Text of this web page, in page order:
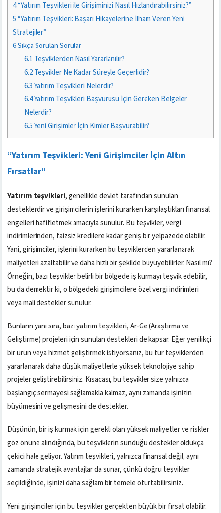
4“Yatırım Teşvikleri ile Girişiminizi Nasıl Hızlandırabilirsiniz?”
5“Yatırım Teşvikleri: Başarı Hikayelerine İlham Veren Yeni
Stratejiler”
6Sıkça Sorulan Sorular
6.1 Teşviklerden Nasıl Yararlanılır?
6.2Teşvikler Ne Kadar Süreyle Geçerlidir?
6.3Yatırım Teşvikleri Nelerdir?
6.4Yatırım Teşvikleri Başvurusu İçin Gereken Belgeler
Nelerdir?
6.5Yeni Girişimler İçin Kimler Başvurabilir?
“Yatırım Teşvikleri: Yeni Girişimciler İçin Altın
Fırsatlar”
Yatırım teşvikleri, genellikle devlet tarafından sunulan
desteklerdir ve girişimcilerin işlerini kurarken karşılaştıkları finansal
engelleri hafifletmek amacıyla sunulur. Bu teşvikler, vergi
indirimlerinden, faizsiz kredilere kadar geniş bir yelpazede olabilir.
Yani, girişimciler, işlerini kurarken bu teşviklerden yararlanarak
maliyetleri azaltabilir ve daha hızlı bir şekilde büyüyebilirler. Nasıl mı?
Örneğin, bazı teşvikler belirli bir bölgede iş kurmayı teşvik edebilir,
bu da demektir ki, o bölgedeki girişimcilere özel vergi indirimleri
veya mali destekler sunulur.
Bunların yanı sıra, bazı yatırım teşvikleri, Ar-Ge (Araştırma ve
Geliştirme) projeleri için sunulan destekleri de kapsar. Eğer yenilikçi
bir ürün veya hizmet geliştirmek istiyorsanız, bu tür teşviklerden
yararlanarak daha düşük maliyetlerle yüksek teknolojiye sahip
projeler geliştirebilirsiniz. Kısacası, bu teşvikler size yalnızca
başlangıç sermayesi sağlamakla kalmaz, aynı zamanda işinizin
büyümesini ve gelişmesini de destekler.
Düşünün, bir iş kurmak için gerekli olan yüksek maliyetler ve riskler
göz önüne alındığında, bu teşviklerin sunduğu destekler oldukça
çekici hale geliyor. Yatırım teşvikleri, yalnızca finansal değil, aynı
zamanda stratejik avantajlar da sunar, çünkü doğru teşvikler
seçildiğinde, işinizi daha sağlam bir temele oturtabilirsiniz.
Yeni girişimciler için bu teşvikler gerçekten büyük bir fırsat olabilir.